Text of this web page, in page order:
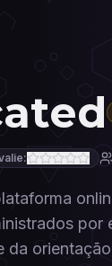
por
da